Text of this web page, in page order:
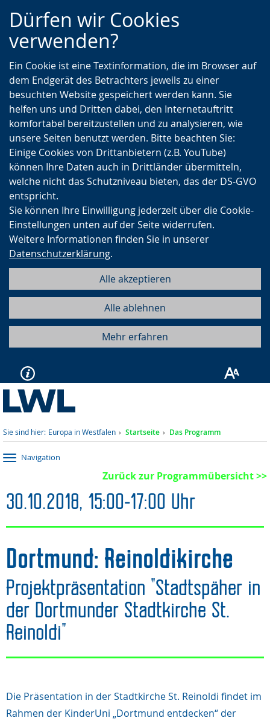
Zur
Hauptnavigation
Zur
Seitennavigation
Zum
Inhalt
Dürfen wir Cookies
verwenden?
Ein Cookie ist eine Textinformation, die im Browser auf
dem Endgerät des Betrachters jeweils zu einer
besuchten Website gespeichert werden kann. Sie
helfen uns und Dritten dabei, den Internetauftritt
komfortabel bereitzustellen und zu analysieren, wie
unsere Seiten benutzt werden. Bitte beachten Sie:
Einige Cookies von Drittanbietern (z.B. YouTube)
können Ihre Daten auch in Drittländer übermitteln,
welche nicht das Schutzniveau bieten, das der DS-GVO
entspricht.
Sie können Ihre Einwilligung jederzeit über die Cookie-
Einstellungen unten auf der Seite widerrufen.
Weitere Informationen finden Sie in unserer
Datenschutzerklärung.
Alle akzeptieren
Alle ablehnen
Mehr erfahren
Sie sind hier: Europa in Westfalen Startseite Das Programm
Navigation
Zurück zur Programmübersicht >>
30.10.2018, 15:00-17:00 Uhr
Dortmund: Reinoldikirche
Projektpräsentation "Stadtspäher in
der Dortmunder Stadtkirche St.
Reinoldi"
Die Präsentation in der Stadtkirche St. Reinoldi findet im
Rahmen der KinderUni „Dortmund entdecken“ der